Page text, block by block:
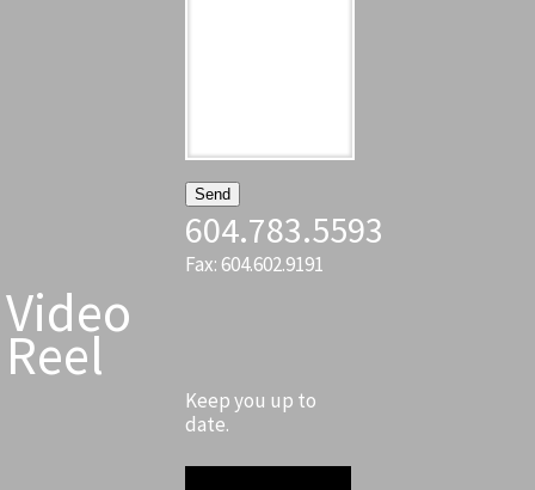
604.783.5593
Fax: 604.602.9191
Video
Reel
Keep you up to
date.